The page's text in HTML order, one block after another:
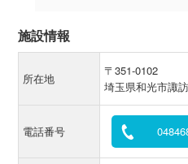
施設情報
所在地
〒351-0102
埼玉県和光市諏
電話番号